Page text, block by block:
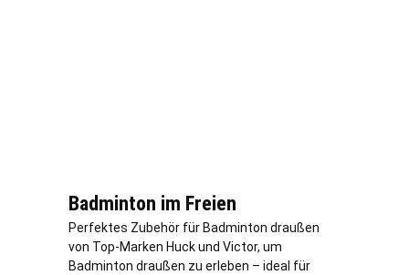
Badminton im Freien
Perfektes Zubehör für Badminton draußen
von Top-Marken Huck und Victor, um
Badminton draußen zu erleben – ideal für